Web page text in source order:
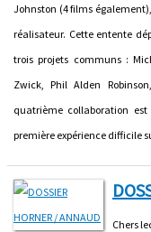
Johnston (4 films
réalisateur. Cette entente
trois projets communs :
Zwick, Phil Alden
quatrième collaboration
première expérience difficile
Chers